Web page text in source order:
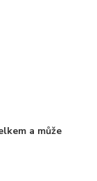
a může